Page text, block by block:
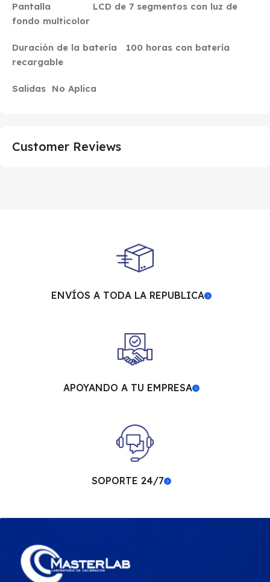
Pantalla LCD de 7 segmentos con luz de
fondo multicolor
Duración de la batería 100 horas con batería
recargable
Salidas No Aplica
Customer Reviews
ENVÍOS A TODA LA REPUBLICA
APOYANDO A TU EMPRESA
SOPORTE 24/7